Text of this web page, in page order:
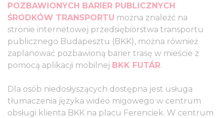
POZBAWIONYCH BARIER PUBLICZNYCH
ŚRODKÓW TRANSPORTU można znaleźć na
stronie internetowej przedsiębiorstwa transportu
publicznego Budapesztu (BKK), można również
zaplanować pozbawioną barier trasę w mieście z
pomocą aplikacji mobilnej BKK FUTÁR.
Dla osób niedosłyszących dostępna jest usługa
tłumaczenia języka wideo migowego w centrum
obsługi klienta BKK na placu Ferenciek. W centrum